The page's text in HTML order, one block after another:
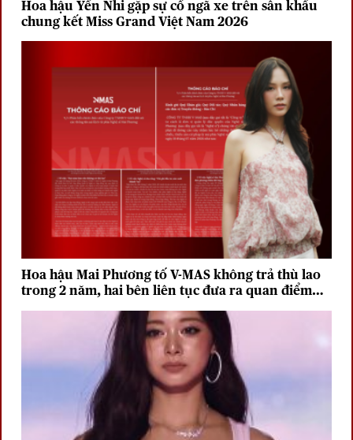
Hoa hậu Yến Nhi gặp sự cố ngã xe trên sân khấu
chung kết Miss Grand Việt Nam 2026
Hoa hậu Mai Phương tố V-MAS không trả thù lao
trong 2 năm, hai bên liên tục đưa ra quan điểm
trái chiều